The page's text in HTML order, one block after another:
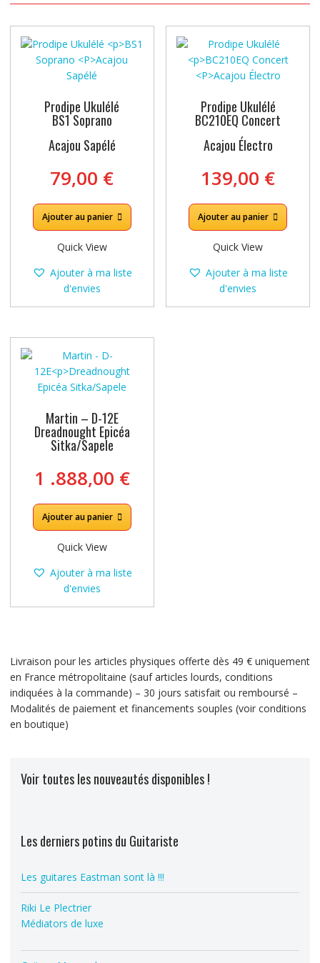
Prodipe Ukulélé
BS1 Soprano
Acajou Sapélé
79,00 €
Ajouter au panier
Quick View
Ajouter à ma liste
d'envies
Prodipe Ukulélé
BC210EQ Concert
Acajou Électro
139,00 €
Ajouter au panier
Quick View
Ajouter à ma liste
d'envies
Martin – D-12E
Dreadnought Epicéa
Sitka/Sapele
1 .888,00 €
Ajouter au panier
Quick View
Ajouter à ma liste
d'envies
Livraison pour les articles physiques offerte dès 49 € uniquement
en France métropolitaine (sauf articles lourds, conditions
indiquées à la commande) – 30 jours satisfait ou remboursé –
Modalités de paiement et financements souples (voir conditions
en boutique)
Voir toutes les nouveautés disponibles !
Les derniers potins du Guitariste
Les guitares Eastman sont là !!!
Riki Le Plectrier
Médiators de luxe